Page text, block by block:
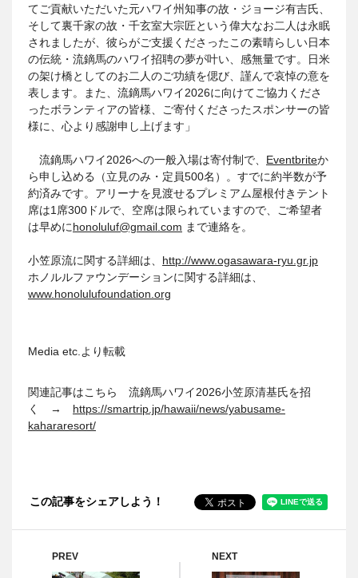
てご貢献いただいた元ハワイ州知事の故・ジョージ有吉氏、
そして裏千家の故・千玄室大宗匠という偉大なお二人は永眠
されましたが、彼らがご支援くださったこの素晴らしい日本
の伝統・流鏑馬のハワイ招聘の夢が叶い、感無量です。日米
の架け橋としてのお二人のご功績を偲び、謹んで哀悼の意を
表します。また、流鏑馬ハワイ2026に向けてご協力くださ
ったボランティアの皆様、ご寄付くださったスポンサーの皆
様に、心より感謝申し上げます」
流鏑馬ハワイ2026への一般入場は寄付制で、 Eventbriteか
ら申し込める（立見のみ・定員500名）。すでに約半数が予
約済みです。アリーナを見渡せるプレミアム屋根付きテント
席は1席300ドルで、空席は限られていますので、ご希望者
は早めにhonoluluf@gmail.com まで連絡を。
小笠原流に関する詳細は、 http://www.ogasawara-ryu.gr.jp
ホノルルファウンデーションに関する詳細は、
www.honolulufoundation.org
Media etc.より転載
関連記事はこちら 流鏑馬ハワイ2026小笠原清基氏を招
く → https://smartrip.jp/hawaii/news/yabusame-
kahararesort/
この記事をシェアしよう！
PREV NEXT